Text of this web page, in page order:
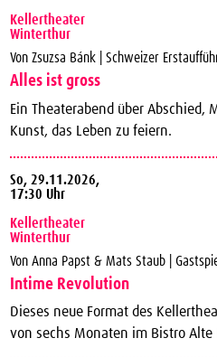
Kellertheater
Winterthur
Von Zsuzsa Bánk | Schweizer
Alles ist gross
Ein Theaterabend über Abschied,
Kunst, das Leben zu feiern.
So, 29.11.2026,
17:30 Uhr
Kellertheater
Winterthur
Von Anna Papst & Mats Staub |
Intime Revolution
Dieses neue Format des
von sechs Monaten im Bistro Alte